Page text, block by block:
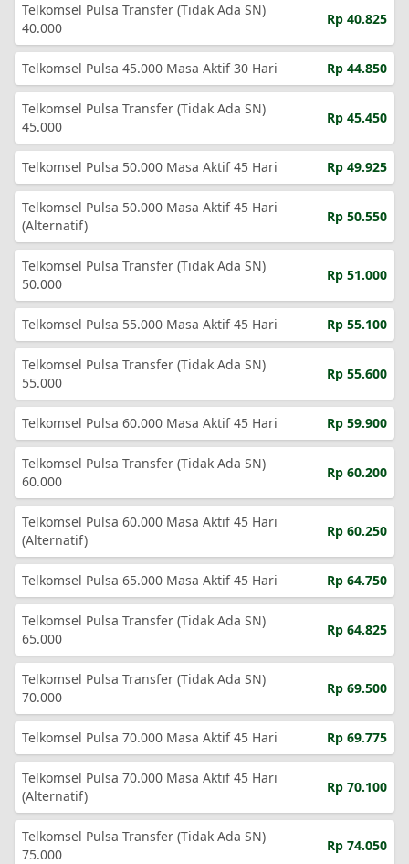
Telkomsel Pulsa Transfer (Tidak Ada SN)
40.000
Rp 40.825
Telkomsel Pulsa 45.000 Masa Aktif 30 Hari Rp 44.850
Telkomsel Pulsa Transfer (Tidak Ada SN)
45.000
Rp 45.450
Telkomsel Pulsa 50.000 Masa Aktif 45 Hari Rp 49.925
Telkomsel Pulsa 50.000 Masa Aktif 45 Hari
(Alternatif)
Rp 50.550
Telkomsel Pulsa Transfer (Tidak Ada SN)
50.000
Rp 51.000
Telkomsel Pulsa 55.000 Masa Aktif 45 Hari Rp 55.100
Telkomsel Pulsa Transfer (Tidak Ada SN)
55.000
Rp 55.600
Telkomsel Pulsa 60.000 Masa Aktif 45 Hari Rp 59.900
Telkomsel Pulsa Transfer (Tidak Ada SN)
60.000
Rp 60.200
Telkomsel Pulsa 60.000 Masa Aktif 45 Hari
(Alternatif)
Rp 60.250
Telkomsel Pulsa 65.000 Masa Aktif 45 Hari Rp 64.750
Telkomsel Pulsa Transfer (Tidak Ada SN)
65.000
Rp 64.825
Telkomsel Pulsa Transfer (Tidak Ada SN)
70.000
Rp 69.500
Telkomsel Pulsa 70.000 Masa Aktif 45 Hari Rp 69.775
Telkomsel Pulsa 70.000 Masa Aktif 45 Hari
(Alternatif)
Rp 70.100
Telkomsel Pulsa Transfer (Tidak Ada SN)
75.000
Rp 74.050